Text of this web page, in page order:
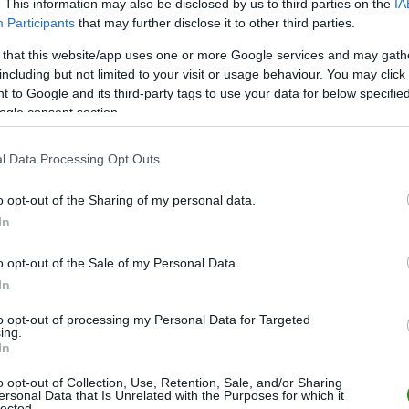
This information may also be disclosed by us to third parties on the
Participants that may further disclose it to other third parties.
that this website/app uses one or more Google services and may
but not limited to your visit or usage behaviour. You may
to Google and its third-party tags to use your data for below
consent section.
Data Processing Opt Outs
opt-out of the Sharing of my personal data.
opt-out of the Sale of my Personal Data.
opt-out of processing my Personal Data for Targeted
opt-out of Collection, Use, Retention, Sale, and/or Sharing
Data that Is Unrelated with the Purposes for which it
M PKT Z R P
26 54 16 6 4 63-
26 53 16 5 5 99-38
26 68-
55-55
26 22 6 41-
14 4
26 7 2 1 27-